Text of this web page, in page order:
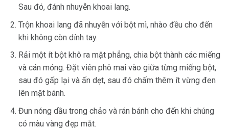
Sau đó, đánh nhuyễn khoai lang.
Trộn khoai lang đã nhuyễn với bột mì, nhào đều cho đến
khi không còn dính tay.
Rải một ít bột khô ra mặt phẳng, chia bột thành các miếng
và cán mỏng. Đặt viên phô mai vào giữa từng miếng bột,
sau đó gấp lại và ấn dẹt, sau đó chấm thêm ít vừng đen
lên mặt bánh.
Đun nóng dầu trong chảo và rán bánh cho đến khi chúng
có màu vàng đẹp mắt.